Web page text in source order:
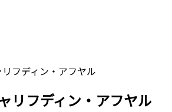
フディン・アフヤル
リフディン・アフヤル